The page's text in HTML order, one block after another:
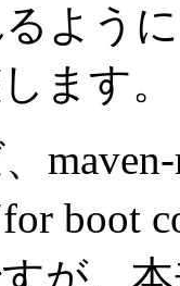
よう
ます。
boot